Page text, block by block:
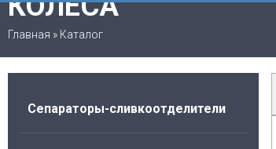
Главная » Каталог
Сепараторы-сливкоотделители